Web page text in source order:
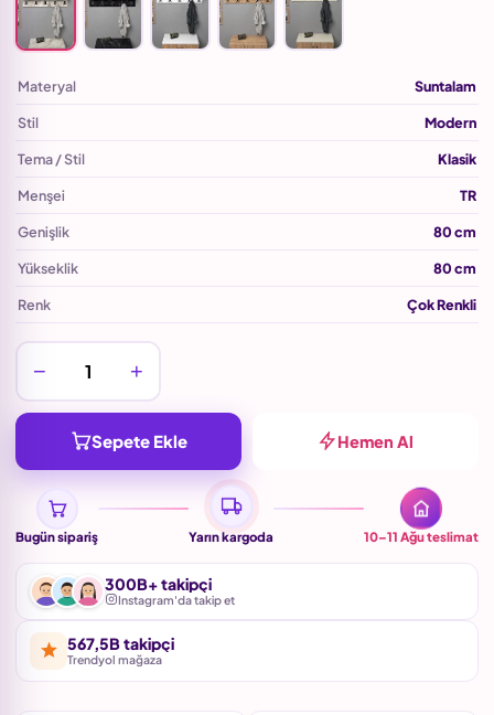
Materyal Suntalam
Stil Modern
Tema / Stil Klasik
Menşei TR
Genişlik 80 cm
Yükseklik 80 cm
Renk Çok Renkli
− +
Sepete Ekle Hemen Al
Bugün sipariş Yarın kargoda 10–11 Ağuteslimat
300B+ takipçi
Instagram'da takip et
567,5B takipçi
Trendyol mağaza